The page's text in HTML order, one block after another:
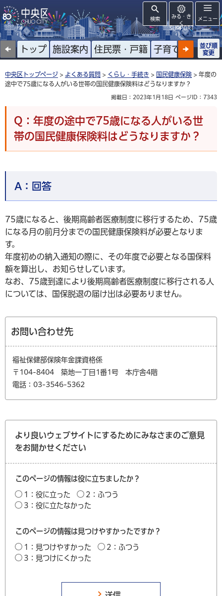
検索
みる・き
く
SUPPORT
メニュー
トップ 施設案内 住民票・戸籍 子育て 高齢者
並び順
変更
中央区トップページ > よくある質問 > くらし・手続き > 国民健康保険 > 年度の
途中で75歳になる人がいる世帯の国民健康保険料はどうなりますか？
掲載日：2023年1月18日 ページID：7343
Q：年度の途中で75歳になる人がいる世
帯の国民健康保険料はどうなりますか？
A： 回答
75歳になると、後期高齢者医療制度に移行するため、75歳
になる月の前月分までの国民健康保険料が必要となりま
す。
年度初めの納入通知の際に、その年度で必要となる国保料
額を算出し、お知らせしています。
なお、75歳到達により後期高齢者医療制度に移行される人
については、国保脱退の届け出は必要ありません。
お問い合わせ先
福祉保健部保険年金課資格係
〒104-8404 築地一丁目1番1号 本庁舎4階
電話：03-3546-5362
より良いウェブサイトにするためにみなさまのご意見
をお聞かせください
このページの情報は役に立ちましたか？
1：役に立った
2：ふつう
3：役に立たなかった
このページの情報は見つけやすかったですか？
1：見つけやすかった
2：ふつう
3：見つけにくかった